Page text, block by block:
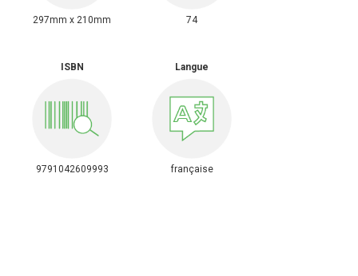
297mm x 210mm 74
ISBN
9791042609993
Langue
française